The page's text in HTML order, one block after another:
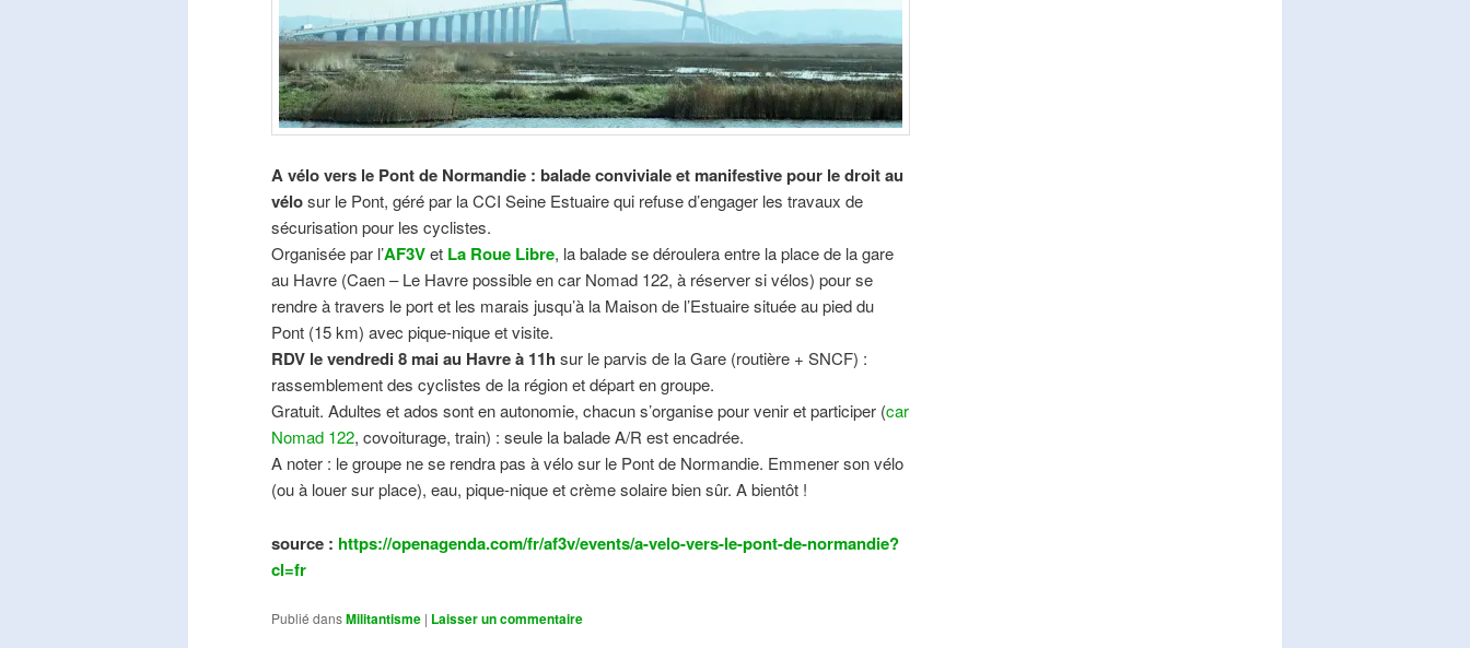
A vélo vers le Pont de Normandie : balade conviviale et manifestivepour le droit au
vélosur le Pont, géré par la CCI Seine Estuaire qui refuse d’engager les travaux de
sécurisation pour les cyclistes.
Organisée par l’AF3Vet La Roue Libre, la balade se déroulera entre la place de la gare
au Havre (Caen – Le Havre possible en car Nomad 122, à réserver si vélos) pour se
rendre à travers le port et les marais jusqu’à la Maison de l’Estuaire située au pied du
Pont (15 km) avec pique-nique et visite.
RDV le vendredi 8 mai au Havre à 11h sur le parvis de la Gare (routière + SNCF) :
rassemblement des cyclistes de la région et départ en groupe.
Gratuit. Adultes et ados sont en autonomie, chacun s’organise pour venir et participer (car
Nomad 122, covoiturage, train) : seule la balade A/R est encadrée.
A noter : le groupe ne se rendra pas à vélo sur le Pont de Normandie. Emmener son vélo
(ou à louer sur place), eau, pique-nique et crème solaire bien sûr. A bientôt !
source : https://openagenda.com/fr/af3v/events/a-velo-vers-le-pont-de-normandie?
cl=fr
Publié dansMilitantisme | Laisser un commentaire